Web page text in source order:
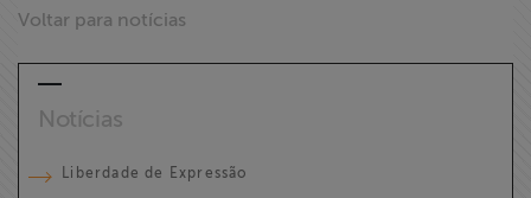
Voltar para notícias
Notícias
Liberdade de Expressão